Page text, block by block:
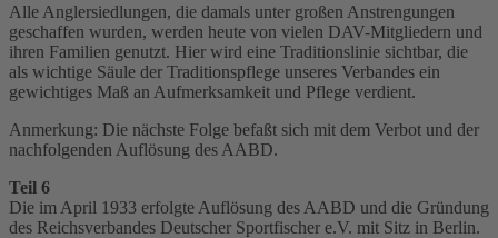
Alle Anglersiedlungen, die damals unter großen Anstrengungen
geschaffen wurden, werden heute von vielen DAV-Mitgliedern und
ihren Familien genutzt. Hier wird eine Traditionslinie sichtbar, die
als wichtige Säule der Traditionspflege unseres Verbandes ein
gewichtiges Maß an Aufmerksamkeit und Pflege verdient.
Anmerkung: Die nächste Folge befaßt sich mit dem Verbot und der
nachfolgenden Auflösung des AABD.
Teil 6
Die im April 1933 erfolgte Auflösung des AABD und die Gründung
des Reichsverbandes Deutscher Sportfischer e.V. mit Sitz in Berlin.